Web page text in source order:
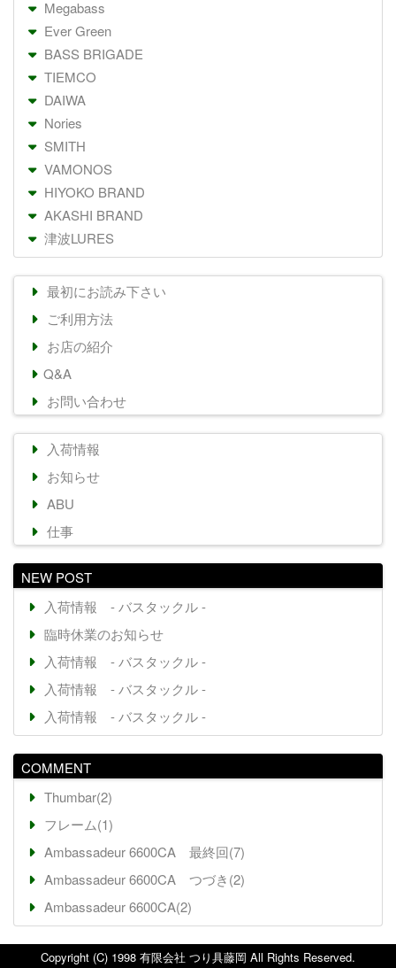
Megabass
Ever Green
BASS BRIGADE
TIEMCO
DAIWA
Nories
SMITH
VAMONOS
HIYOKO BRAND
AKASHI BRAND
津波LURES
最初にお読み下さい
ご利用方法
お店の紹介
Q&A
お問い合わせ
入荷情報
お知らせ
ABU
仕事
NEW POST
入荷情報 - バスタックル -
臨時休業のお知らせ
入荷情報 - バスタックル -
入荷情報 - バスタックル -
入荷情報 - バスタックル -
COMMENT
Thumbar(2)
フレーム(1)
Ambassadeur 6600CA 最終回(7)
Ambassadeur 6600CA つづき(2)
Ambassadeur 6600CA(2)
Copyright (C) 1998 有限会社 つり具藤岡 All Rights Reserved.